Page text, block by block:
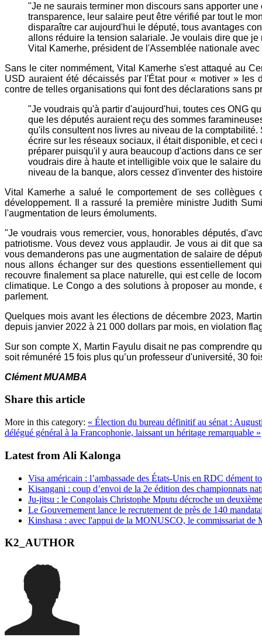
"Je ne saurais terminer mon discours sans apporter
transparence, leur salaire peut être vérifié par tout le
disparaître car aujourd'hui le député, tous avantages
allons réduire la tension salariale. Je voulais dire que
Vital Kamerhe, président de l'Assemblée nationale avec
Sans le citer nommément, Vital Kamerhe s'est attaqué au
USD auraient été décaissés par l'État pour « motiver » les
contre de telles organisations qui font des déclarations sans
"Je voudrais qu'à partir d'aujourd'hui, toutes ces ONG
que les députés auraient reçu des sommes
qu'ils consultent nos livres au niveau de la
écrire sur les réseaux sociaux, il était disponible, et
préparer puisqu'il y aura beaucoup d'actions dans ce
voudrais dire à haute et intelligible voix que le salaire
niveau de la banque, alors cessez d'inventer des
Vital Kamerhe a salué le comportement de ses
développement. Il a rassuré la première ministre Judith
l'augmentation de leurs émoluments.
"Je voudrais vous remercier, vous, honorables députés,
patriotisme. Vous devez vous applaudir. Je vous ai dit que
vous demanderons pas une augmentation de salaire de
nous allons échanger sur des questions essentiellement
recouvre finalement sa place naturelle, qui est celle de
climatique. Le Congo a des solutions à proposer au
parlement.
Quelques mois avant les élections de décembre 2023,
depuis janvier 2022 à 21 000 dollars par mois, en violation
Sur son compte X, Martin Fayulu disait ne pas comprendre
soit rémunéré 15 fois plus qu’un professeur d'université, 30
Clément MUAMBA
Share this article
More in this category: « Élection du bureau définitif au sénat :
délégué général à la Francophonie, laissant un héritage remarquable »
Latest from Ali Kalonga
Visa américain : l’ambassade des États-Unis en RDC dément
Kisangani : coup d’envoi de la 2e édition des championnats
Ju-jitsu : le Congolais Christophe Mputu décroche un
Le Gouvernement lance le recrutement de près de 140
Kinshasa : avec l'appui de la MONUSCO, le commissariat de
K2_AUTHOR